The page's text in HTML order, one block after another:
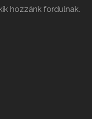
hozzánk fordulnak.